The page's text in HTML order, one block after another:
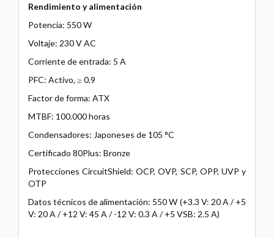
Rendimiento y alimentación
Potencia: 550 W
Voltaje: 230 V AC
Corriente de entrada: 5 A
PFC: Activo, ≥ 0.9
Factor de forma: ATX
MTBF: 100.000 horas
Condensadores: Japoneses de 105 °C
Certificado 80Plus: Bronze
Protecciones CircuitShield: OCP, OVP, SCP, OPP, UVP y
OTP
Datos técnicos de alimentación: 550 W (+3.3 V: 20 A / +5
V: 20 A / +12 V: 45 A / -12 V: 0.3 A / +5 VSB: 2.5 A)